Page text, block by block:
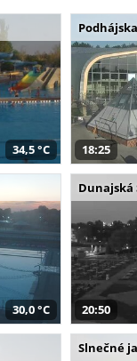
34,5 °C 18:25
30,0 °C
Dunajská
20:50
Slnečné